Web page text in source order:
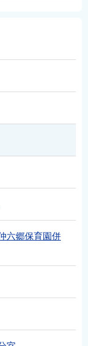
六郷保育園併